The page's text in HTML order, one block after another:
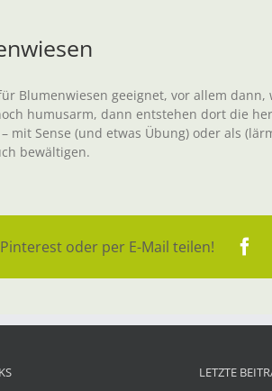
Blumenwiesen geeignet, vor allem dann,
humusarm, dann entstehen dort die
mit Sense (und etwas Übung) oder als
bewältigen.
oder per E-Mail teilen!
LETZTE